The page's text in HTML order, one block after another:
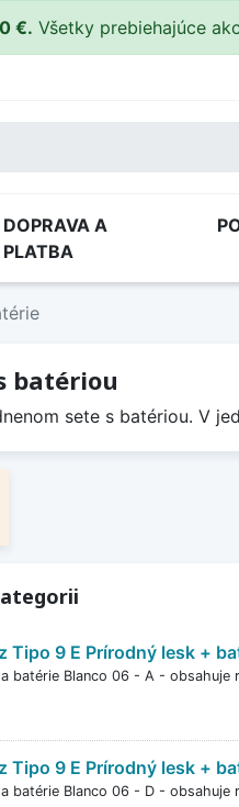
€. Všetky prebiehajúce
DOPRAVA A
PLATBA
batériou
sete s batériou. V
Tipo 9 E Prírodný lesk +
batérie Blanco 06 - A -
Tipo 9 E Prírodný lesk +
batérie Blanco 06 - D -